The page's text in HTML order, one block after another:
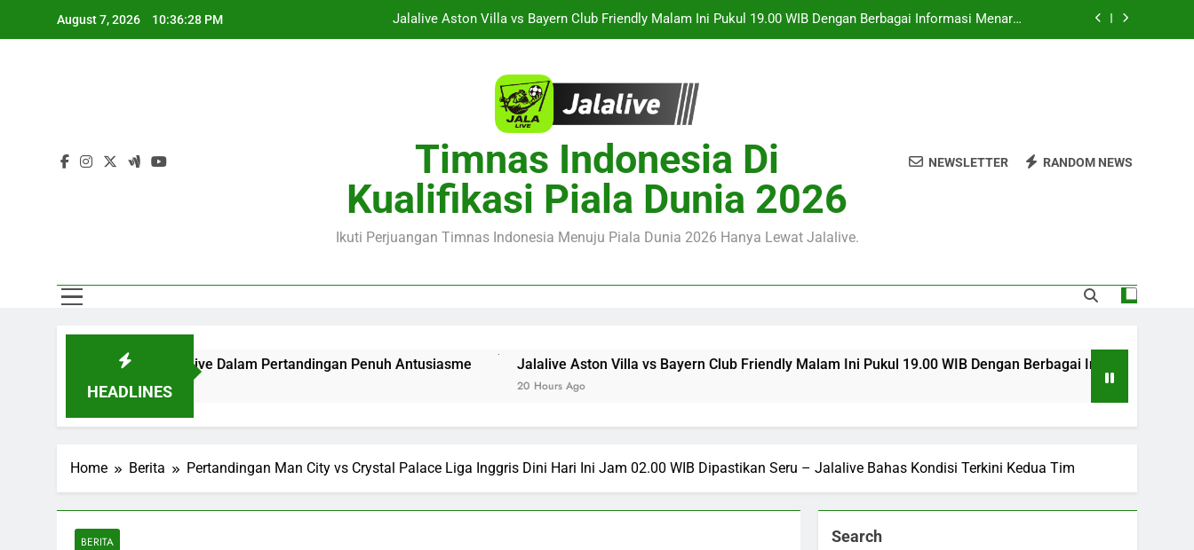
August 7, 2026 10:36:29 PM
Streaming Monaco vs Getafe Club Friendly Dini Hari Ini Pukul 01.00 WIB di Jalalive untuk Menikmati Aksi
Duel Singapura vs Indonesia Piala ASEAN Malam Ini Pukul 20.00 WIB Tersaji Bersama Jalalive Dalam
Jalalive Aston Villa vs Bayern Club Friendly Malam Ini Pukul 19.00 WIB Dengan Berbagai Informasi Menarik
Seputar Pertandingan Pramusim Dan Persiapan Kedua Tim
Streaming Monaco vs Getafe Club Friendly Dini Hari Ini Pukul 01.00 WIB di Jalalive untuk Menikmati Aksi
Dua Klub Eropa Penuh Prestise
Jalalive Kupas Tuntas KuPS vs U Craiova Liga Eropa UEFA Malam Ini Pukul 22.00 WIB yang Diprediksi
Timnas Indonesia Di
Kualifikasi Piala Dunia 2026
Ikuti Perjuangan Timnas Indonesia Menuju Piala Dunia 2026 Hanya Lewat Jalalive.
NEWSLETTER RANDOM NEWS
HEADLINES
Jalalive Dalam Pertandingan Penuh Antusiasme Jalalive Aston Villa vs Bayern Club Friendly Malam Ini Pukul 19.00 WIB Dengan Berbagai Informasi Menarik Seputar
Home Berita Pertandingan Man City vs Crystal Palace Liga Inggris Dini Hari Ini Jam 02.00 WIB Dipastikan Seru – Jalalive Bahas Kondisi Terkini Kedua Tim
BERITA Search